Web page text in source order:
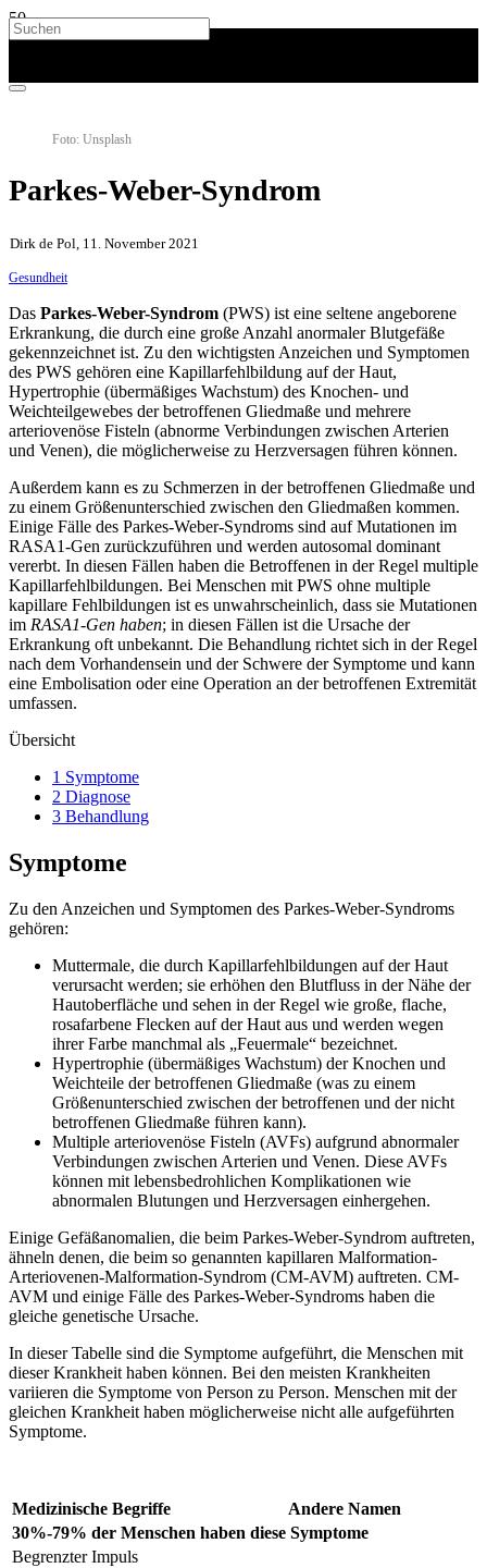
Foto: Unsplash
Parkes-Weber-Syndrom
Dirk de Pol, 11. November 2021
Gesundheit
Das Parkes-Weber-Syndrom (PWS) ist eine seltene angeborene
Erkrankung, die durch eine große Anzahl anormaler Blutgefäße
gekennzeichnet ist. Zu den wichtigsten Anzeichen und Symptomen
des PWS gehören eine Kapillarfehlbildung auf der Haut,
Hypertrophie (übermäßiges Wachstum) des Knochen- und
Weichteilgewebes der betroffenen Gliedmaße und mehrere
arteriovenöse Fisteln (abnorme Verbindungen zwischen Arterien
und Venen), die möglicherweise zu Herzversagen führen können.
Außerdem kann es zu Schmerzen in der betroffenen Gliedmaße und
zu einem Größenunterschied zwischen den Gliedmaßen kommen.
Einige Fälle des Parkes-Weber-Syndroms sind auf Mutationen im
RASA1-Gen zurückzuführen und werden autosomal dominant
vererbt. In diesen Fällen haben die Betroffenen in der Regel multiple
Kapillarfehlbildungen. Bei Menschen mit PWS ohne multiple
kapillare Fehlbildungen ist es unwahrscheinlich, dass sie Mutationen
im RASA1-Gen haben; in diesen Fällen ist die Ursache der
Erkrankung oft unbekannt. Die Behandlung richtet sich in der Regel
nach dem Vorhandensein und der Schwere der Symptome und kann
eine Embolisation oder eine Operation an der betroffenen Extremität
umfassen.
Übersicht
1 Symptome
2 Diagnose
3 Behandlung
Symptome
Zu den Anzeichen und Symptomen des Parkes-Weber-Syndroms
gehören:
Muttermale, die durch Kapillarfehlbildungen auf der Haut
verursacht werden; sie erhöhen den Blutfluss in der Nähe der
Hautoberfläche und sehen in der Regel wie große, flache,
rosafarbene Flecken auf der Haut aus und werden wegen
ihrer Farbe manchmal als „Feuermale“ bezeichnet.
Hypertrophie (übermäßiges Wachstum) der Knochen und
Weichteile der betroffenen Gliedmaße (was zu einem
Größenunterschied zwischen der betroffenen und der nicht
betroffenen Gliedmaße führen kann).
Multiple arteriovenöse Fisteln (AVFs) aufgrund abnormaler
Verbindungen zwischen Arterien und Venen. Diese AVFs
können mit lebensbedrohlichen Komplikationen wie
abnormalen Blutungen und Herzversagen einhergehen.
Einige Gefäßanomalien, die beim Parkes-Weber-Syndrom auftreten,
ähneln denen, die beim so genannten kapillaren Malformation-
Arteriovenen-Malformation-Syndrom (CM-AVM) auftreten. CM-
AVM und einige Fälle des Parkes-Weber-Syndroms haben die
gleiche genetische Ursache.
In dieser Tabelle sind die Symptome aufgeführt, die Menschen mit
dieser Krankheit haben können. Bei den meisten Krankheiten
variieren die Symptome von Person zu Person. Menschen mit der
gleichen Krankheit haben möglicherweise nicht alle aufgeführten
Symptome.
Medizinische Begriffe
Andere Namen
30%-79% der Menschen haben diese Symptome
Begrenzter Impuls